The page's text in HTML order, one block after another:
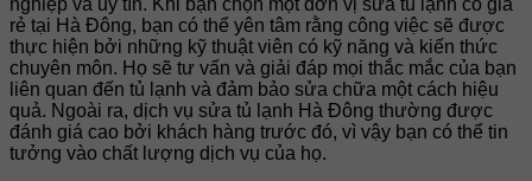
rẻ tại Hà Đông, bạn có thể yên tâm rằng công việc sẽ được
thực hiện bởi những kỹ thuật viên có kỹ năng và kiến thức
chuyên môn. Họ sẽ tư vấn và giải đáp mọi thắc mắc của bạn
liên quan đến tủ lạnh và đảm bảo sửa chữa một cách hiệu
quả. Ngoài ra, dịch vụ sửa tủ lạnh Hà Đông thường được
đánh giá cao bởi khách hàng trước đó, vì vậy bạn có thể tin
tưởng vào chất lượng dịch vụ của họ.